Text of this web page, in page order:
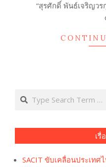
“สุรศักดิ์ พันธ์เจริญวร
Search
เรื่
SACIT ขับเคลื่อนประเท